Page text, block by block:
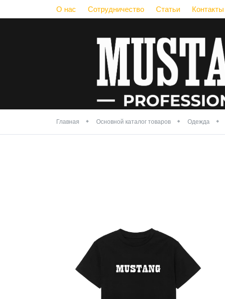
О нас Сотрудничество Статьи Контакты
Главная Основной каталог товаров Одежда